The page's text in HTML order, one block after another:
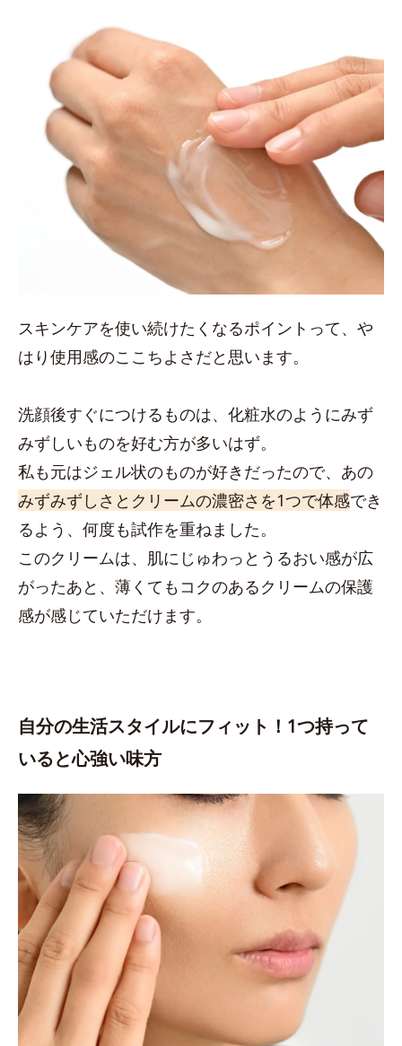
スキンケアを使い続けたくなるポイントって、や
はり使用感のここちよさだと思います。
洗顔後すぐにつけるものは、化粧水のようにみず
みずしいものを好む方が多いはず。
私も元はジェル状のものが好きだったので、あの
みずみずしさとクリームの濃密さを1つで体感でき
るよう、何度も試作を重ねました。
このクリームは、肌にじゅわっとうるおい感が広
がったあと、薄くてもコクのあるクリームの保護
感が感じていただけます。
自分の生活スタイルにフィット！1つ持って
いると心強い味方